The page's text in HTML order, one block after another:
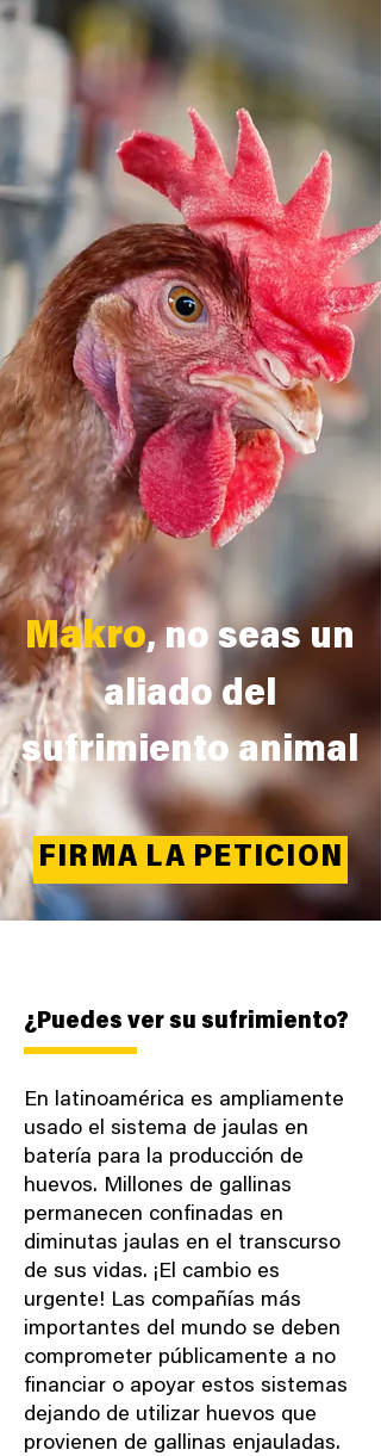
Makro, no seas un
aliado del
sufrimiento animal
FIRMA LA PETICIÓN
¿Puedes ver su sufrimiento?
En latinoamérica es ampliamente
usado el sistema de jaulas en
batería para la producción de
huevos. Millones de gallinas
permanecen confinadas en
diminutas jaulas en el transcurso
de sus vidas. ¡El cambio es
urgente! Las compañías más
importantes del mundo se deben
comprometer públicamente a no
financiar o apoyar estos sistemas
dejando de utilizar huevos que
provienen de gallinas enjauladas.